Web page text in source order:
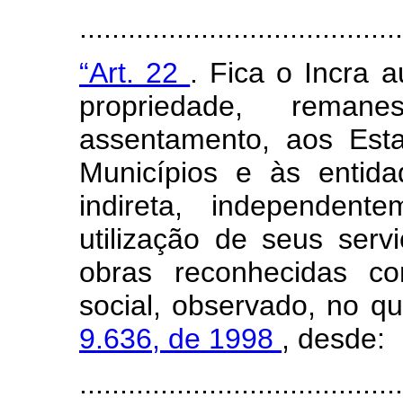
“Art. 22 . Fica o Incra
propriedade,
assentamento, aos
Municípios e às
indireta,
utilização de seus
obras reconhecidas
social, observado, no
9.636, de 1998 , desde: